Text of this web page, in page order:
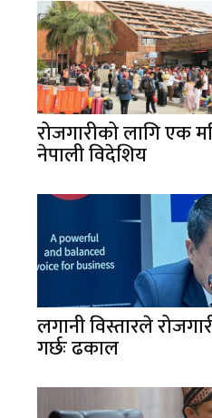
रोजगारीको लागि एक
नेपाली विदेशिय
लगानी विस्तारले
गर्छः ढकाल